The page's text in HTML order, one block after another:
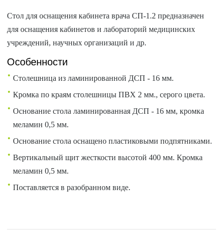
Стол для оснащения кабинета врача СП-1.2 предназначен
для оснащения кабинетов и лабораторий медицинских
учреждений, научных организаций и др.
Особенности
Столешница из ламинированной ДСП - 16 мм.
Кромка по краям столешницы ПВХ 2 мм., серого цвета.
Основание стола ламинированная ДСП - 16 мм, кромка
меламин 0,5 мм.
Основание стола оснащено пластиковыми подпятниками.
Вертикальный щит жесткости высотой 400 мм. Кромка
меламин 0,5 мм.
Поставляется в разобранном виде.